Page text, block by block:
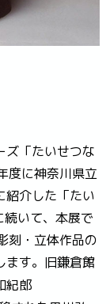
ズ「たいせつな
度に神奈川県立
紹介した「たい
いて、本展で
刻・立体作品の
ます。旧鎌倉館
紀郎